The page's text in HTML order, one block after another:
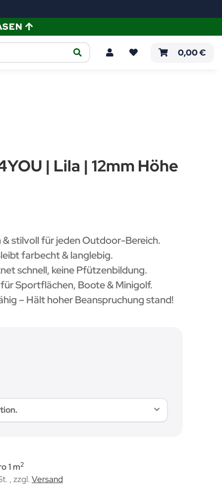
0,00 €
Verlegeanleitungen
| Lila | 12mm Höhe
stilvoll für jeden Outdoor-Bereich.
farbecht & langlebig.
schnell, keine Pfützenbildung.
Sportflächen, Boote & Minigolf.
– Hält hoher Beanspruchung stand!
1 m2
, zzgl. Versand